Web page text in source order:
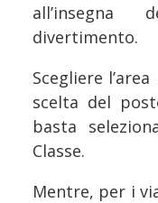
divertimento.
Scegliere
scelta del
basta
Classe.
Mentre, per i